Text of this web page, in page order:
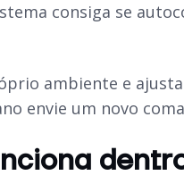
consiga se
ambiente e
envie um novo